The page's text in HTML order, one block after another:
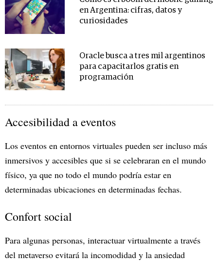
en Argentina: cifras, datos y
curiosidades
Oracle busca a tres mil argentinos
para capacitarlos gratis en
programación
Accesibilidad a eventos
Los eventos en entornos virtuales pueden ser incluso más
inmersivos y accesibles que si se celebraran en el mundo
físico, ya que no todo el mundo podría estar en
determinadas ubicaciones en determinadas fechas.
Confort social
Para algunas personas, interactuar virtualmente a través
del metaverso evitará la incomodidad y la ansiedad